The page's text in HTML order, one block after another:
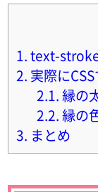
1.text-
2. 実際に
2.1.縁の
2.2.縁の
3. まとめ